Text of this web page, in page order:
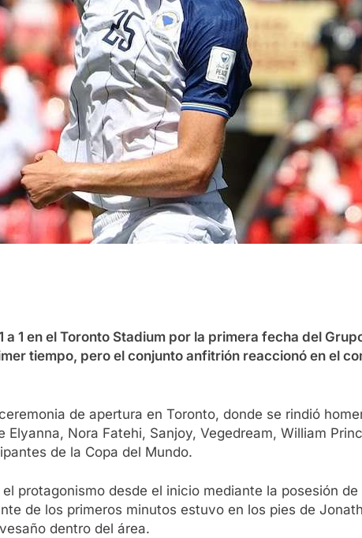
1 en el Toronto Stadium por la primera fecha del
tiempo, pero el conjunto anfitrión reaccionó en el
de apertura en Toronto, donde se rindió
Nora Fatehi, Sanjoy, Vegedream, William
de la Copa del Mundo.
protagonismo desde el inicio mediante la posesión
de los primeros minutos estuvo en los pies de
dentro del área.